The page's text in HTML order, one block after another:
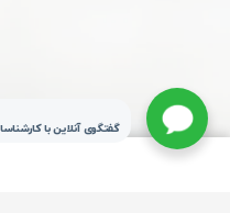
گفتگوی آنلاین با